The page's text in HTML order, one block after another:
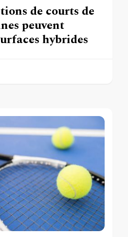
de courts de
peuvent
hybrides